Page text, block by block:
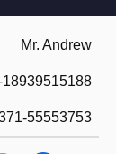
Mr. Andrew
18939515188
55553753